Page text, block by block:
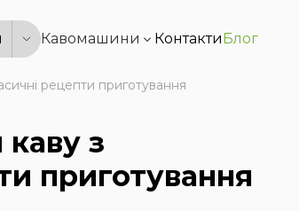
Кавомашини КонтактиБлог
рецепти приготування
з
приготування